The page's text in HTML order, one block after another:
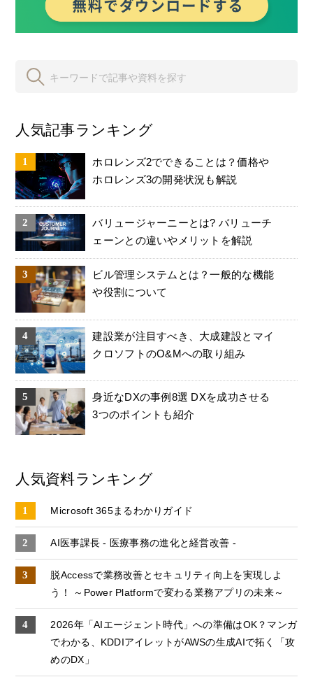
人気記事ランキング
ホロレンズ2でできることは？価格や
ホロレンズ3の開発状況も解説
バリュージャーニーとは? バリューチ
ェーンとの違いやメリットを解説
ビル管理システムとは？一般的な機能
や役割について
建設業が注目すべき、大成建設とマイ
クロソフトのO&Mへの取り組み
身近なDXの事例8選 DXを成功させる
3つのポイントも紹介
人気資料ランキング
Microsoft 365まるわかりガイド
AI医事課長 - 医療事務の進化と経営改善 -
脱Accessで業務改善とセキュリティ向上を実現しよ
う！ ～Power Platformで変わる業務アプリの未来～
2026年「AIエージェント時代」への準備はOK？マンガ
でわかる、KDDIアイレットがAWSの生成AIで拓く「攻
めのDX」